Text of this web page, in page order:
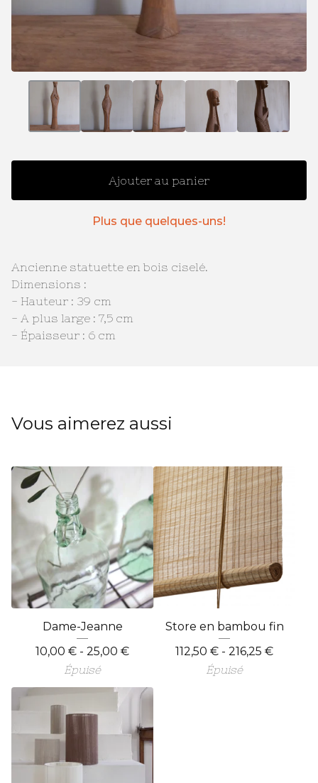
Ajouter au panier
Plus que quelques-uns!
Ancienne statuette en bois ciselé.
Dimensions :
- Hauteur : 39 cm
- A plus large : 7,5 cm
- Épaisseur : 6 cm
Vous aimerez aussi
Dame-Jeanne
10,00 € - 25,00 €
Épuisé
Store en bambou fin
112,50 € - 216,25 €
Épuisé